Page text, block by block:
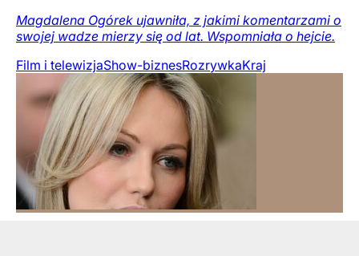
Magdalena Ogórek ujawniła, z jakimi komentarzami o
swojej wadze mierzy się od lat. Wspomniała o hejcie.
Film i telewizjaShow-biznesRozrywkaKraj